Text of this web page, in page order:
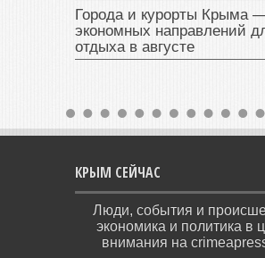
Города и курорты Крыма
экономных направлений
отдыха в августе
КРЫМ СЕЙЧАС
Люди, события и
экономика и политика в
внимания на